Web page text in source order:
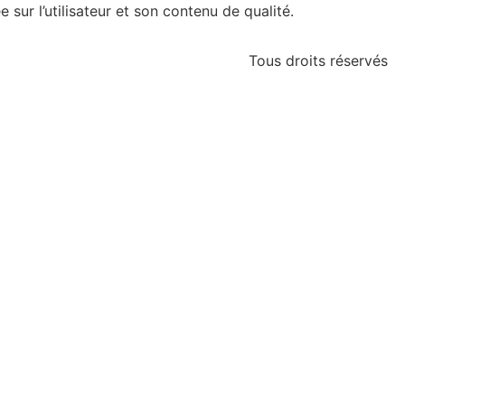
l’utilisateur et son contenu de qualité.
Tous droits réservés